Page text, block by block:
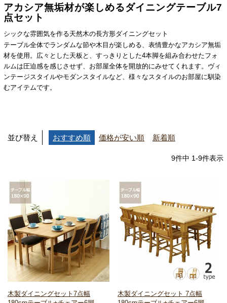
アカシア無垢材が楽しめるダイニングテーブル7
点セット
シックな雰囲気を作る天然木の長方形ダイニングセット
テーブル全体でランダムな節や木目が楽しめる、表情豊かなアカシア無垢
材を使用。広々とした天板と、すっきりとした4本脚を組み合わせたフォ
ルムは圧迫感を感じさせず、お部屋全体を開放的にみせてくれます。ヴィ
ンテージスタイルやモダンスタイルなど、様々なスタイルのお部屋に馴染
むアイテムです。
並び替え おすすめ順 価格が安い順 新着順
9件中 1-9件表示
木製ダイニングセット7点幅
木製ダイニングセット 7点幅